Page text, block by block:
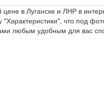
в Луганске и ЛНР в
что под
любым удобным для вас